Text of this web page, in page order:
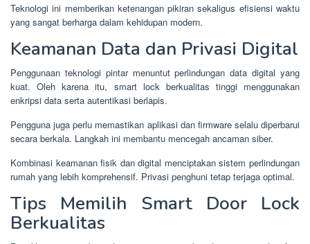
Teknologi ini memberikan ketenangan pikiran sekaligus efisiensi waktu
yang sangat berharga dalam kehidupan modern.
Keamanan Data dan Privasi Digital
Penggunaan teknologi pintar menuntut perlindungan data digital yang
kuat. Oleh karena itu, smart lock berkualitas tinggi menggunakan
enkripsi data serta autentikasi berlapis.
Pengguna juga perlu memastikan aplikasi dan firmware selalu diperbarui
secara berkala. Langkah ini membantu mencegah ancaman siber.
Kombinasi keamanan fisik dan digital menciptakan sistem perlindungan
rumah yang lebih komprehensif. Privasi penghuni tetap terjaga optimal.
Tips Memilih Smart Door Lock
Berkualitas